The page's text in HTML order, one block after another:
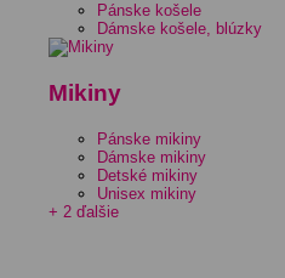
Pánske košele
Dámske košele, blúzky
Mikiny
Pánske mikiny
Dámske mikiny
Detské mikiny
Unisex mikiny
+ 2 ďalšie